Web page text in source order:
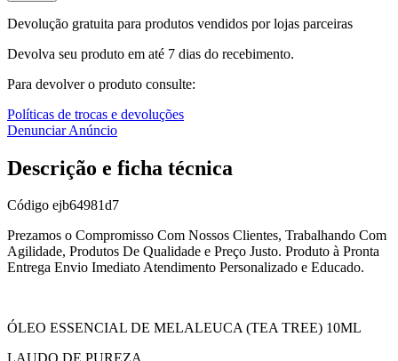
Devolução gratuita para produtos vendidos por lojas parceiras
Devolva seu produto em até 7 dias do recebimento.
Para devolver o produto consulte:
Políticas de trocas e devoluções
Denunciar Anúncio
Descrição e ficha técnica
Código ejb64981d7
Prezamos o Compromisso Com Nossos Clientes, Trabalhando Com
Agilidade, Produtos De Qualidade e Preço Justo. Produto à Pronta
Entrega Envio Imediato Atendimento Personalizado e Educado.
ÓLEO ESSENCIAL DE MELALEUCA (TEA TREE) 10ML